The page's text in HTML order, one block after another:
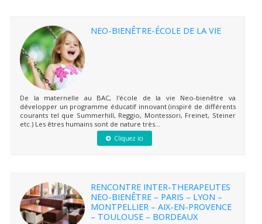
NEO-BIENÊTRE-ÉCOLE DE LA VIE
De la maternelle au BAC, l'école de la vie Neo-bienêtre va
développer un programme éducatif innovant (inspiré de différents
courants tel que Summerhill, Reggio, Montessori, Freinet, Steiner
etc.) Les êtres humains sont de nature très...
Cliquez ici
RENCONTRE INTER-THERAPEUTES
NEO-BIENÊTRE – PARIS – LYON –
MONTPELLIER – AIX-EN-PROVENCE
– TOULOUSE – BORDEAUX